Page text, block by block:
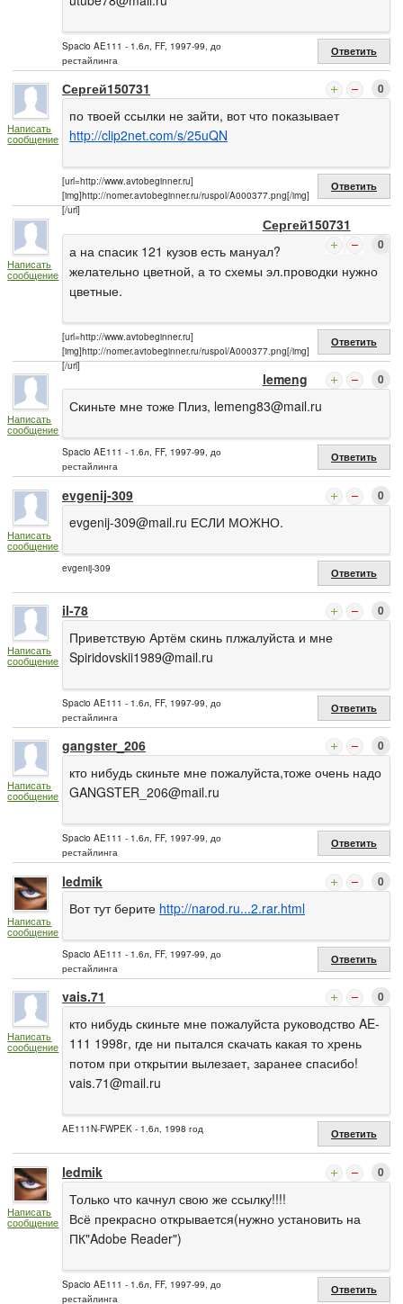
Spacio AE111 - 1.6л, FF, 1997-99, до
рестайлинга
Ответить
Написать
сообщение
Сергей150731 0
по твоей ссылки не зайти, вот что показывает
http://clip2net.com/s/25uQN
[url=http://www.avtobeginner.ru]
[img]http://nomer.avtobeginner.ru/ruspol/A000377.png[/img]
[/url]
Ответить
Написать
сообщение
Сергей150731
0
а на спасик 121 кузов есть мануал?
желательно цветной, а то схемы эл.проводки нужно
цветные.
[url=http://www.avtobeginner.ru]
[img]http://nomer.avtobeginner.ru/ruspol/A000377.png[/img]
[/url]
Ответить
Написать
сообщение
lemeng 0
Скиньте мне тоже Плиз, lemeng83@mail.ru
Spacio AE111 - 1.6л, FF, 1997-99, до
рестайлинга
Ответить
Написать
сообщение
evgenij-309 0
evgenij-309@mail.ru ЕСЛИ МОЖНО.
evgenij-309 Ответить
Написать
сообщение
il-78 0
Приветствую Артём скинь плжалуйста и мне
Spiridovskii1989@mail.ru
Spacio AE111 - 1.6л, FF, 1997-99, до
рестайлинга
Ответить
Написать
сообщение
gangster_206 0
кто нибудь скиньте мне пожалуйста,тоже очень надо
GANGSTER_206@mail.ru
Spacio AE111 - 1.6л, FF, 1997-99, до
рестайлинга
Ответить
Написать
сообщение
ledmik 0
Вот тут берите http://narod.ru...2.rar.html
Spacio AE111 - 1.6л, FF, 1997-99, до
рестайлинга
Ответить
Написать
сообщение
vais.71 0
кто нибудь скиньте мне пожалуйста руководство AE-
111 1998г, где ни пытался скачать какая то хрень
потом при открытии вылезает, заранее спасибо!
vais.71@mail.ru
AE111N-FWPEK - 1.6л, 1998 год Ответить
Написать
сообщение
ledmik 0
Только что качнул свою же ссылку!!!!
Всё прекрасно открывается(нужно установить на
ПК"Adobe Reader")
Spacio AE111 - 1.6л, FF, 1997-99, до
рестайлинга
Ответить